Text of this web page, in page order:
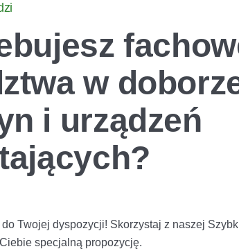
w
i urządzeń
Twojej dyspozycji! Skorzystaj z naszej
specjalną propozycję.